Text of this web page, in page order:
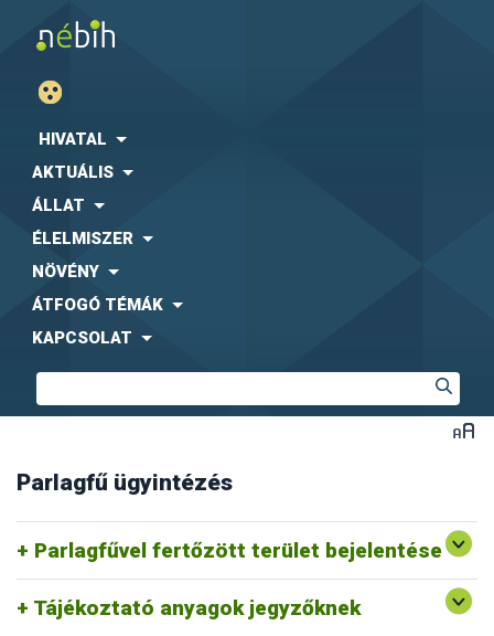
HIVATAL
AKTUÁLIS
ÁLLAT
ÉLELMISZER
NÖVÉNY
ÁTFOGÓ TÉMÁK
KAPCSOLAT
Parlagfű ügyintézés
Parlagfűvel fertőzött terület bejelentése
Egyéb p arlagfű bejelentési lehetőségek
Tájékoztató anyagok jegyzőknek
Védekezés a parlagfű és az egyéb gyomnövények ellen
Parlagfű információs térkép